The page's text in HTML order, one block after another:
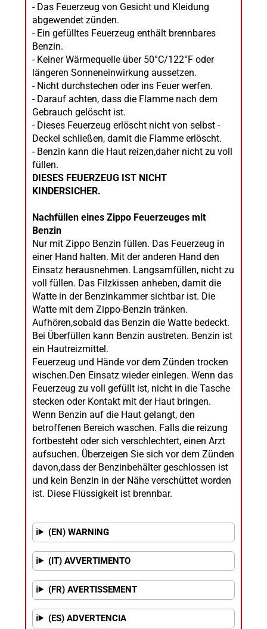
- Das Feuerzeug von Gesicht und Kleidung
abgewendet zünden.
- Ein gefülltes Feuerzeug enthält brennbares
Benzin.
- Keiner Wärmequelle über 50°C/122°F oder
längeren Sonneneinwirkung aussetzen.
- Nicht durchstechen oder ins Feuer werfen.
- Darauf achten, dass die Flamme nach dem
Gebrauch gelöscht ist.
- Dieses Feuerzeug erlöscht nicht von selbst -
Deckel schließen, damit die Flamme erlöscht.
- Benzin kann die Haut reizen,daher nicht zu voll
füllen.
DIESES FEUERZEUG IST NICHT
KINDERSICHER.
Nachfüllen eines Zippo Feuerzeuges mit
Benzin
Nur mit Zippo Benzin füllen. Das Feuerzeug in
einer Hand halten. Mit der anderen Hand den
Einsatz herausnehmen. Langsamfüllen, nicht zu
voll füllen. Das Filzkissen anheben, damit die
Watte in der Benzinkammer sichtbar ist. Die
Watte mit dem Zippo-Benzin tränken.
Aufhören,sobald das Benzin die Watte bedeckt.
Bei Überfüllen kann Benzin austreten. Benzin ist
ein Hautreizmittel.
Feuerzeug und Hände vor dem Zünden trocken
wischen.Den Einsatz wieder einlegen. Wenn das
Feuerzeug zu voll gefüllt ist, nicht in die Tasche
stecken oder Kontakt mit der Haut bringen.
Wenn Benzin auf die Haut gelangt, den
betroffenen Bereich waschen. Falls die reizung
fortbesteht oder sich verschlechtert, einen Arzt
aufsuchen. Überzeigen Sie sich vor dem Zünden
davon,dass der Benzinbehälter geschlossen ist
und kein Benzin in der Nähe verschüttet worden
ist. Diese Flüssigkeit ist brennbar.
(EN) WARNING
(IT) AVVERTIMENTO
(FR) AVERTISSEMENT
(ES) ADVERTENCIA